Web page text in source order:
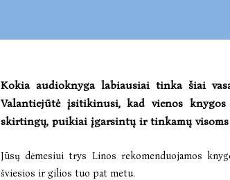
Kokia audioknyga labiausiai tinka šiai
Valantiejūtė įsitikinusi, kad vienos
skirtingų, puikiai įgarsintų ir tinkamų
Jūsų dėmesiui trys Linos rekomenduojamos
šviesios ir gilios tuo pat metu.